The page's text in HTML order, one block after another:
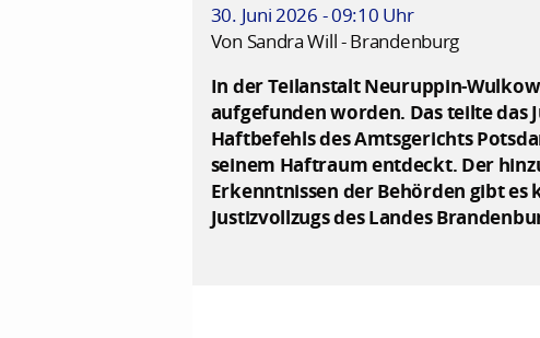
30. Juni 2026 - 09:10 Uhr
Von Sandra Will - Brandenburg
In der Teilanstalt Neuruppin-
aufgefunden worden. Das teilte das
Haftbefehls des Amtsgerichts
seinem Haftraum entdeckt. Der
Erkenntnissen der Behörden gibt
Justizvollzugs des Landes